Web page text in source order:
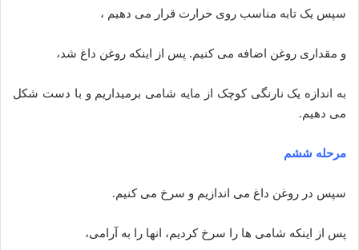
سپس یک تابه مناسب روی حرارت قرار می دهیم ،
و مقداری روغن اضافه می کنیم. پس از اینکه روغن داغ شد،
به اندازه یک نارنگی کوچک از مایه شامی برمیداریم و با دست شکل
می دهیم.
مرحله ششم
سپس در روغن داغ می اندازیم و سرخ می کنیم.
پس از اینکه شامی ها را سرخ کردیم، انها را به آرامی،